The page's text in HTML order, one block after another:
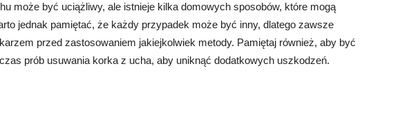
może być uciążliwy, ale istnieje kilka domowych sposobów, które mogą
jednak pamiętać, że każdy przypadek może być inny, dlatego zawsze
przed zastosowaniem jakiejkolwiek metody. Pamiętaj również, aby być
prób usuwania korka z ucha, aby uniknąć dodatkowych uszkodzeń.